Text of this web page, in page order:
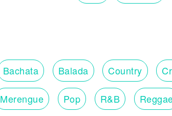
Bachata Balada Country
Merengue Pop R&B